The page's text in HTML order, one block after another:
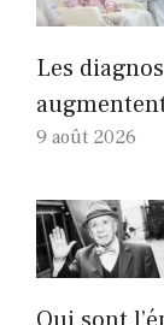
Les
9 août 2026